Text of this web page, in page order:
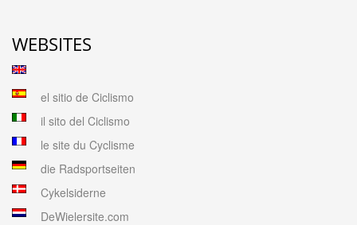
WEBSITES
el sitio de Ciclismo
il sito del Ciclismo
le site du Cyclisme
die Radsportseiten
Cykelsiderne
DeWielersite.com